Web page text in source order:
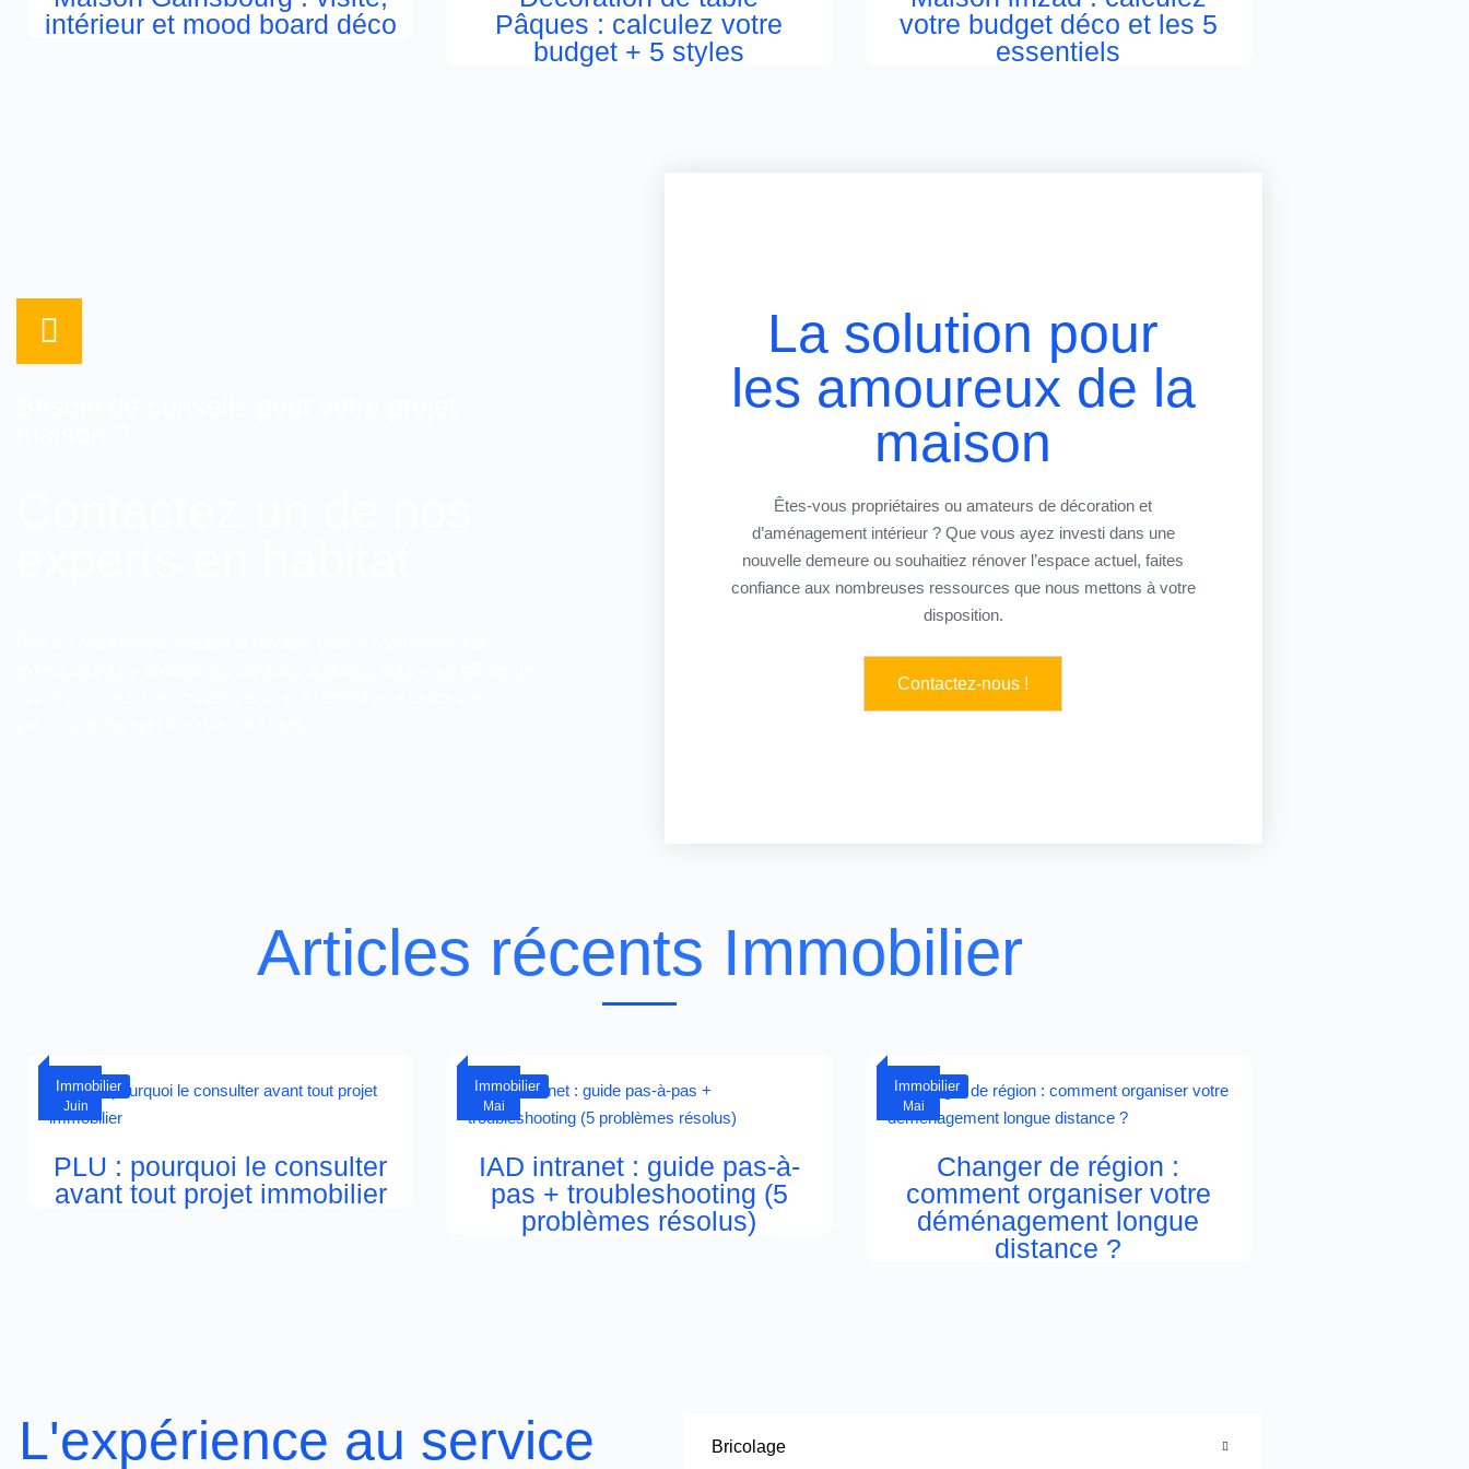
intérieur et mood board déco
Pâques : calculez votre
budget + 5 styles
votre budget déco et les 5
essentiels
La solution pour
les amoureux de la
maison
Êtes-vous propriétaires ou amateurs de décoration et
d’aménagement intérieur ? Que vous ayez investi dans une
nouvelle demeure ou souhaitiez rénover l’espace actuel, faites
confiance aux nombreuses ressources que nous mettons à votre
disposition.
Contactez-nous !
Articles récents Immobilier
22
Juin
Immobilier
PLU : pourquoi le consulter
avant tout projet immobilier
03
Mai
Immobilier
IAD intranet : guide pas-à-
pas + troubleshooting (5
problèmes résolus)
01
Mai
Immobilier
Changer de région :
comment organiser votre
déménagement longue
distance ?
L'expérience au service
Bricolage